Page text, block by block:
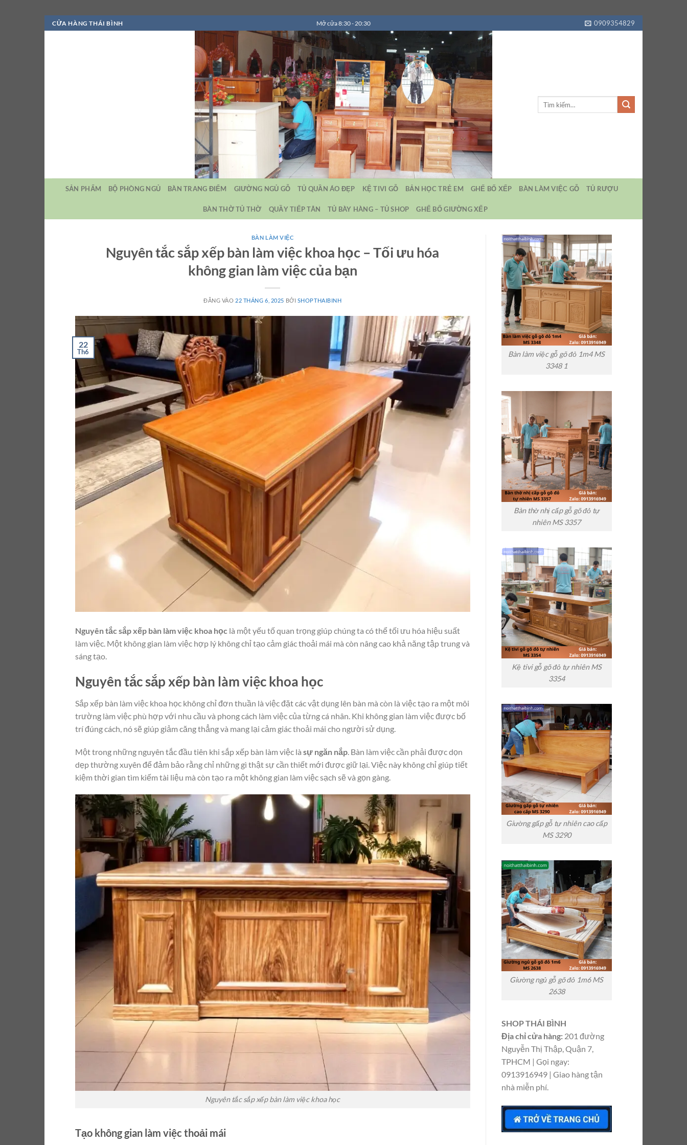
Bỏ
qua
CỬA HÀNG THÁI BÌNH Mở cửa 8:30 - 20:30 0909354829
SẢN PHẨM BỘ PHÒNG NGỦ BÀN TRANG ĐIỂM GIƯỜNG NGỦ GỖ TỦ QUẦN ÁO ĐẸP KỆ TIVI GỖ BẢN HỌC TRẺ EM GHẾ BỐ XẾP BÀN LÀM VIỆC GỖ TỦ RƯỢU
BÀN THỜ TỦ THỜ QUẦY TIẾP TÂN TỦ BÀY HÀNG – TỦ SHOP GHẾ BỐ GIƯỜNG XẾP
BÀN LÀM VIỆC
Nguyên tắc sắp xếp bàn làm việc khoa học – Tối ưu hóa
không gian làm việc của bạn
ĐĂNG VÀO 22 THÁNG 6, 2025 BỞI SHOPTHAIBINH
22
Th6
Nguyên tắc sắp xếp bàn làm việc khoa học là một yếu tố quan trọng giúp chúng ta có thể tối ưu hóa hiệu suất
làm việc. Một không gian làm việc hợp lý không chỉ tạo cảm giác thoải mái mà còn nâng cao khả năng tập trung và
sáng tạo.
Nguyên tắc sắp xếp bàn làm việc khoa học
Sắp xếp bàn làm việc khoa học không chỉ đơn thuần là việc đặt các vật dụng lên bàn mà còn là việc tạo ra một môi
trường làm việc phù hợp với nhu cầu và phong cách làm việc của từng cá nhân. Khi không gian làm việc được bố
trí đúng cách, nó sẽ giúp giảm căng thẳng và mang lại cảm giác thoải mái cho người sử dụng.
Một trong những nguyên tắc đầu tiên khi sắp xếp bàn làm việc là sự ngăn nắp. Bàn làm việc cần phải được dọn
dẹp thường xuyên để đảm bảo rằng chỉ những gì thật sự cần thiết mới được giữ lại. Việc này không chỉ giúp tiết
kiệm thời gian tìm kiếm tài liệu mà còn tạo ra một không gian làm việc sạch sẽ và gọn gàng.
Nguyên tắc sắp xếp bàn làm việc khoa học
Tạo không gian làm việc thoải mái
Bàn làm việc gỗ gõ đỏ 1m4 MS
3348 1
Bàn thờ nhị cấp gỗ gõ đỏ tự
nhiên MS 3357
Kệ tivi gỗ gõ đỏ tự nhiên MS
3354
Giường gấp gỗ tự nhiên cao cấp
MS 3290
Giường ngủ gỗ gõ đỏ 1m6 MS
2638
SHOP THÁI BÌNH
Địa chỉ cửa hàng:201 đường
Nguyễn Thị Thập, Quận 7,
TPHCM | Gọi ngay:
0913916949 | Giao hàng tận
nhà miễn phí.